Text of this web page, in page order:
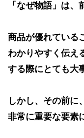
「なぜ物語」は、
商品が優れている
わかりやすく伝え
する際にとても大
しかし、その前に
非常に重要な要素